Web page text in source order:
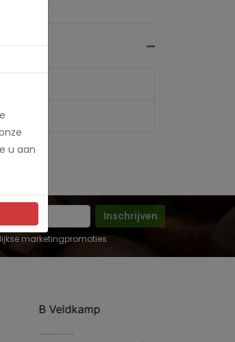
Inschrijven
marketingpromoties
u aan